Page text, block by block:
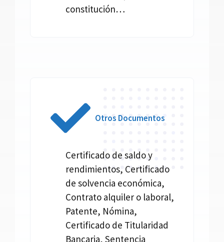
constitución…
Otros Documentos
Certificado de saldo y
rendimientos, Certificado
de solvencia económica,
Contrato alquiler o laboral,
Patente, Nómina,
Certificado de Titularidad
Bancaria, Sentencia